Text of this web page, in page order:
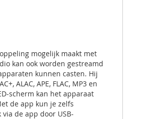
mogelijk maakt met
kan ook worden gestreamd
kunnen casten. Hij
ALAC, APE, FLAC, MP3 en
scherm kan het apparaat
de app kun je zelfs
de app door USB-